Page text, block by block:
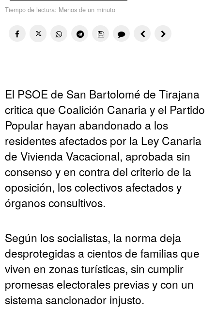
Tiempo de lectura: Menos de un minuto
El PSOE de San Bartolomé de Tirajana
critica que Coalición Canaria y el Partido
Popular hayan abandonado a los
residentes afectados por la Ley Canaria
de Vivienda Vacacional, aprobada sin
consenso y en contra del criterio de la
oposición, los colectivos afectados y
órganos consultivos.
Según los socialistas, la norma deja
desprotegidas a cientos de familias que
viven en zonas turísticas, sin cumplir
promesas electorales previas y con un
sistema sancionador injusto.